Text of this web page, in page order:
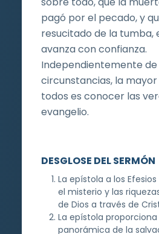
pagó por el pecado, y
resucitado de la tumba,
avanza con confianza.
Independientemente de
circunstancias, la
todos es conocer las
evangelio.
DESGLOSE DEL SERMÓN
La epístola a los
el misterio y las
de Dios a través de
La epístola
panorámica de la